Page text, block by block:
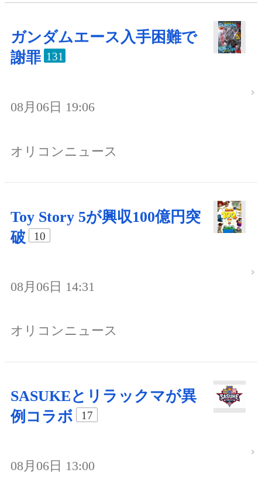
ガンダムエース入手困難で
謝罪 131
08月06日 19:06
オリコンニュース
Toy Story 5が興収100億円突
破
10
08月06日 14:31
オリコンニュース
SASUKEとリラックマが異
例コラボ
17
08月06日 13:00